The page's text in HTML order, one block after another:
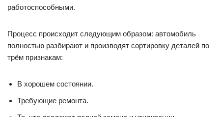
работоспособными.
Процесс происходит следующим образом: автомобиль
полностью разбирают и производят сортировку деталей по
трём признакам:
В хорошем состоянии.
Требующие ремонта.